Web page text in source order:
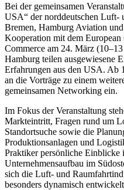
Bei der gemeinsamen
USA“ der norddeutschen Luft-
Bremen, Hamburg Aviation
Kooperation mit dem
Commerce am 24. März
Hamburg teilen ausgewiesene
Erfahrungen aus den USA. Ab
an die Vorträge zu einem
gemeinsamen Networking ein.
Im Fokus der Veranstaltung
Markteintritt, Fragen rund um
Standortsuche sowie die
Produktionsanlagen und
Praktiker persönliche Einblicke
Unternehmensaufbau im
sich die Luft- und
besonders dynamisch